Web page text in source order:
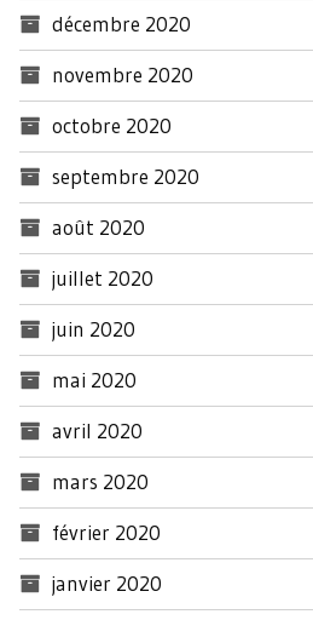
décembre 2020
novembre 2020
octobre 2020
septembre 2020
août 2020
juillet 2020
juin 2020
mai 2020
avril 2020
mars 2020
février 2020
janvier 2020